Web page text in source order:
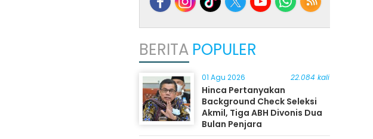
BERITA POPULER
01 Agu 2026 22.084 kali
Hinca Pertanyakan
Background Check Seleksi
Akmil, Tiga ABH Divonis Dua
Bulan Penjara